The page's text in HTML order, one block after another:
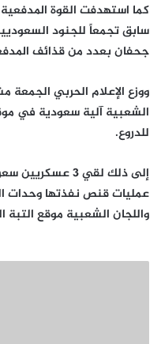
كما استهدفت القوة
سابق تجمعاً للجنود
جحفان بعدد من قذائف
ووزع الإعلام الحربي
الشعبية آلية سعودية في
للدروع.
إلى ذلك لقي 3
عمليات قنص نفذتها وحدات
واللجان الشعبية موقع التبة